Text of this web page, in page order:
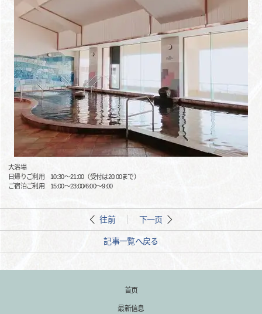
大浴場
日帰りご利用 10:30～21:00（受付は20:00まで）
ご宿泊ご利用 15:00～23:00/6:00～9:00
往前 下一页
記事一覧へ戻る
首页
最新信息